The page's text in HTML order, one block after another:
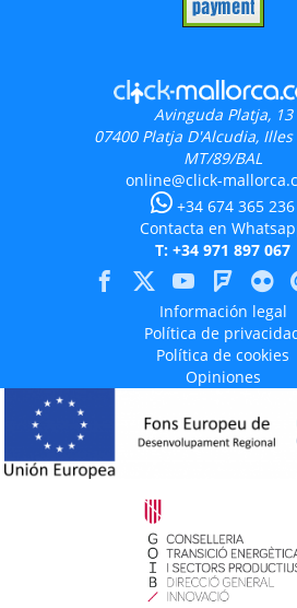
Avinguda Platja, 13
07400 Platja D'Alcudia,
MT/89/BAL
online@click-
+34 674 365 236
Contacta en
T: +34 971 897 067
Información legal
Política de
Política de cookies
Opiniones